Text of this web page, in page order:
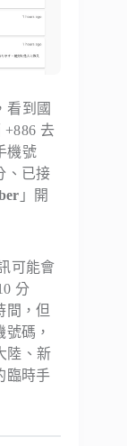
看到國
+886 去
機號
、已接
」開
可能會
分
間，但
碼，
陸、新
臨時手